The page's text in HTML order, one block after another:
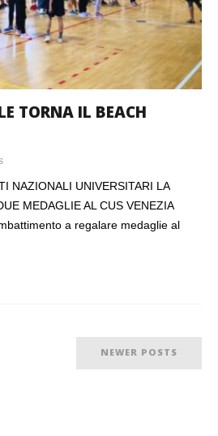
TORNA IL BEACH
NAZIONALI UNIVERSITARI LA
MEDAGLIE AL CUS VENEZIA
a regalare medaglie al
NEWER POSTS